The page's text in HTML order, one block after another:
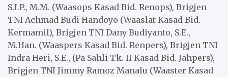
S.I.P., M.M. (Waasops Kasad Bid. Renops), Brigjen
TNI Achmad Budi Handoyo (Waaslat Kasad Bid.
Kermamil), Brigjen TNI Dany Budiyanto, S.E.,
M.Han. (Waaspers Kasad Bid. Renpers), Brigjen TNI
Indra Heri, S.E., (Pa Sahli Tk. II Kasad Bid. Jahpers),
Brigjen TNI Jimmy Ramoz Manalu (Waaster Kasad